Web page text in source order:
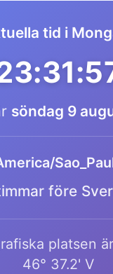
tid i
söndag 9
före
platsen
46° 37.2' V